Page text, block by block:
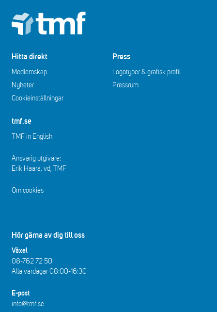
Footer
Hitta direkt
Medlemskap
Nyheter
Cookieinställningar
Press
Logotyper & grafisk profil
Pressrum
tmf.se
TMF in English
Ansvarig utgivare:
Erik Haara, vd, TMF
Om cookies
Hör gärna av dig till oss
Växel
08-762 72 50
Alla vardagar 08:00-16:30​​
E-post
info@tmf.se